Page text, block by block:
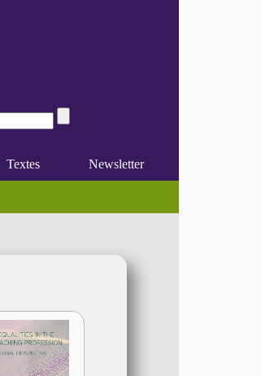
Textes Newsletter